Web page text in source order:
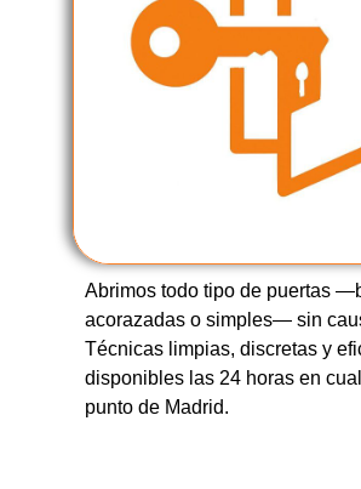
Abrimos todo tipo de puertas
acorazadas o simples— sin
Técnicas limpias, discretas y
disponibles las 24 horas en
punto de Madrid.